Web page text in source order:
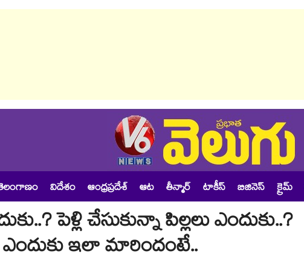
విదేశం ఆంధ్రప్రదేశ్ ఆట తీన్మార్ టాకీస్ బిజినెస్ క్రైమ్
పెళ్లి చేసుకున్నా పిల్లలు ఎందుకు..?
ఇలా మారిందంటే..